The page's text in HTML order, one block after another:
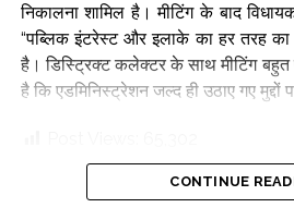
स्टूडेंट्स और दूसरे लोगों को अक्सर सड़क
पड़ता है। इससे न सिर्फ़ पैदल चलने
बल्कि ट्रैफिक के फ्लो पर भी असर
यात्री पहले’ कैंपेन के तहत, इन रास्तों पर
बिना इजाज़त के रैंप और पैदल चलने वालों के
दूसरी रुकावटों को तुरंत हटाने के निर्देश
निकालना शामिल है। मीटिंग के बाद
“पब्लिक इंटरेस्ट और इलाके का हर तरह
है। डिस्ट्रिक्ट कलेक्टर के साथ मीटिंग बहुत
है कि एडमिनिस्ट्रेशन जल्द ही उठाए गए
CONTINUE